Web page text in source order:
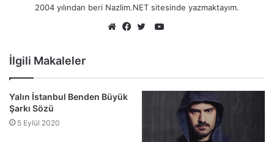
2004 yılından beri Nazlim.NET sitesinde yazmaktayım.
YouTube
İlgili Makaleler
Yalın İstanbul Benden Büyük
Şarkı Sözü
5 Eylül 2020